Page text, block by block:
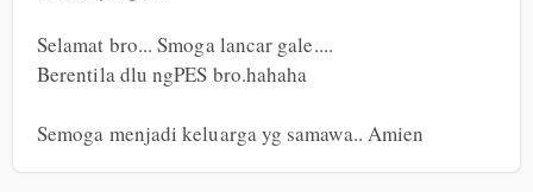
Selamat bro... Smoga lancar gale....
Berentila dlu ngPES bro.hahaha
Semoga menjadi keluarga yg samawa.. Amien